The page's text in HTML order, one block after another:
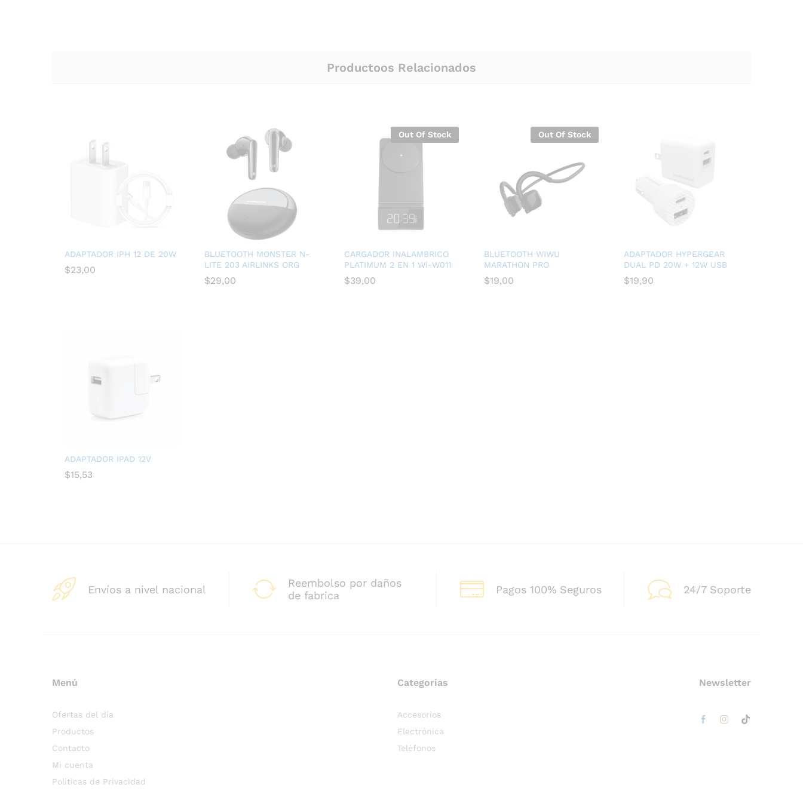
Productoos Relacionados
ADAPTADOR IPH 12 DE 20W
$23,00
BLUETOOTH MONSTER N-
LITE 203 AIRLINKS ORG
$29,00
Out Of Stock
CARGADOR INALAMBRICO
PLATIMUM 2 EN 1 Wi-W011
$39,00
Out Of Stock
BLUETOOTH WIWU
MARATHON PRO
$19,00
ADAPTADOR HYPERGEAR
DUAL PD 20W + 12W USB
$19,90
ADAPTADOR IPAD 12V
$15,53
Envíos a nivel nacional
Reembolso por daños
de fabrica
Pagos 100% Seguros 24/7 Soporte
Menú
Ofertas del día
Productos
Contacto
Mi cuenta
Políticas de Privacidad
Categorías
Accesorios
Electrónica
Teléfonos
Newsletter